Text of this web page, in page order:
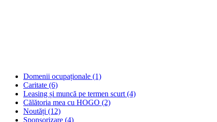
Domenii ocupaționale (1)
Caritate (6)
Leasing și muncă pe termen scurt (4)
Călătoria mea cu HOGO (2)
Noutăți (12)
Sponsorizare (4)